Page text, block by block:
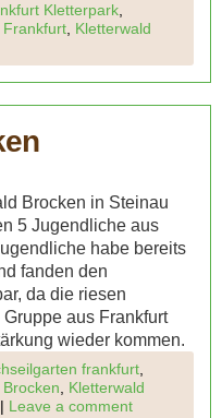
Kletterpark
Frankfurt Kletterwald
Brocken in Steinau
5 Jugendliche aus
habe bereits
fanden den
da die riesen
aus Frankfurt
wieder kommen.
frankfurt
Kletterwald
| Leave a comment